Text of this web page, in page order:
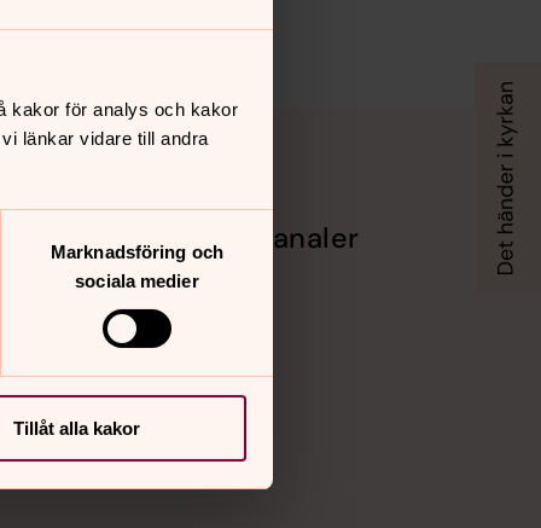
kakor för analys och kakor
länkar vidare till andra
Marknadsföring och
sociala medier
Tillåt alla kakor
Sociala kanaler
Facebook
Instagram
Vimeo